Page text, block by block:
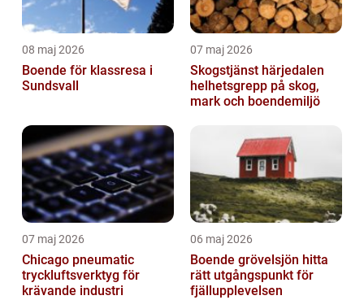
08 maj 2026
Boende för klassresa i
Sundsvall
07 maj 2026
Skogstjänst härjedalen
helhetsgrepp på skog,
mark och boendemiljö
07 maj 2026
Chicago pneumatic
tryckluftsverktyg för
krävande industri
06 maj 2026
Boende grövelsjön hitta
rätt utgångspunkt för
fjällupplevelsen